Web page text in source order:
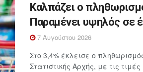
Καλπάζει ο
Παραμένει υψηλός σε
7 Αυγούστου 2026
Στο 3,4% έκλεισε ο
Στατιστικής Αρχής, με τις